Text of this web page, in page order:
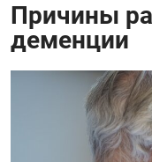
Причины
деменции